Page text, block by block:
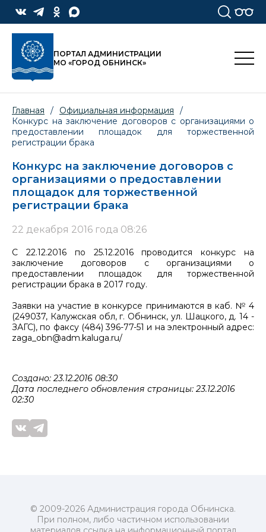
ПОРТАЛ АДМИНИСТРАЦИИ
МО «ГОРОД ОБНИНСК»
Главная / Официальная информация
/
Конкурс на заключение договоров с организациями о
предоставлении площадок для торжественной
регистрации брака
Конкурс на заключение договоров с
организациями о предоставлении
площадок для торжественной
регистрации брака
22 декабря 2016 года 08:26
С 22.12.2016 по 25.12.2016 проводится конкурс на
заключение договоров с организациями о
предоставлении площадок для торжественной
регистрации брака в 2017 году.
Заявки на участие в конкурсе принимаются в каб. № 4
(249037, Калужская обл, г. Обнинск, ул. Шацкого, д. 14 -
ЗАГС), по факсу (484) 396-77-51 и на электронный адрес:
zaga_obn@adm.kaluga.ru/
Создано: 23.12.2016 08:30
Дата последнего обновления страницы: 23.12.2016
02:30
© 2009-2026 Администрация города Обнинска.
При полном, либо частичном использовании